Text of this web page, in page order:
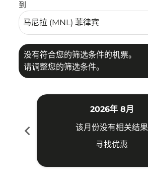
到
没有符合您的筛选条件的机票。
请调整您的筛选条件。
chevron_left
2026年 8月
该月份没有相关结果
寻找优惠